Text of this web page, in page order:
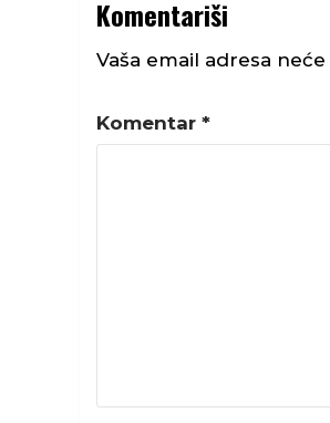
Komentariši
Vaša email adresa
Komentar *